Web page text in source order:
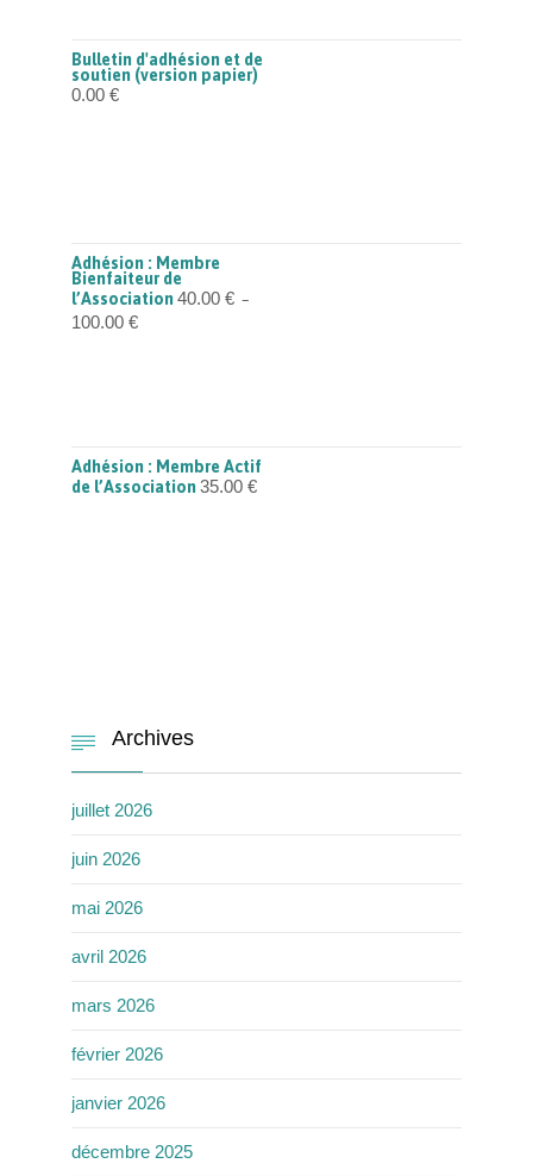
Bulletin d'adhésion et de
soutien (version papier)
0.00 €
Adhésion : Membre
Bienfaiteur de
l’Association40.00 € –
100.00 €Plage
de
Adhésion : Membre Actif
de l’Association35.00 €
 Archives
juillet 2026
juin 2026
mai 2026
avril 2026
mars 2026
février 2026
janvier 2026
décembre 2025